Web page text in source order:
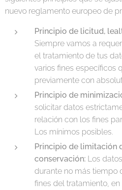
nuevo reglamento europeo de
Principio de licitud,
Siempre vamos a
el tratamiento de tus
varios fines específicos
previamente con
Principio de
solicitar datos
relación con los fines
Los mínimos posibles.
Principio de limitación
conservación: Los
durante no más tiempo
fines del tratamiento,